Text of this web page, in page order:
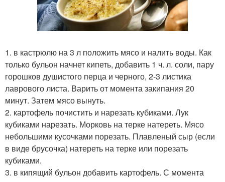
1. в кастрюлю на 3 л положить мясо и налить воды. Как
только бульон начнет кипеть, добавить 1 ч. л. соли, пару
горошков душистого перца и черного, 2-3 листика
лаврового листа. Варить от момента закипания 20
минут. Затем мясо вынуть.
2. картофель почистить и нарезать кубиками. Лук
кубиками нарезать. Морковь на терке натереть. Мясо
небольшими кусочками порезать. Плавленый сыр (если
в виде брусочка) натереть на терке или порезать
кубиками.
3. в кипящий бульон добавить картофель. С момента